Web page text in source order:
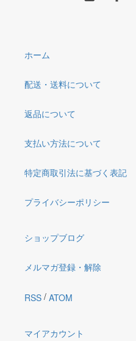
ホーム
配送・送料について
返品について
支払い方法について
特定商取引法に基づく表記
プライバシーポリシー
ショップブログ
メルマガ登録・解除
RSS / ATOM
マイアカウント